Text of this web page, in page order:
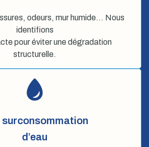
odeurs, mur humide… Nous
identifions
pour éviter une dégradation
structurelle.
surconsommation
d’eau